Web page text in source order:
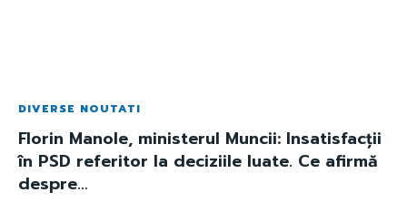
DIVERSE NOUTATI
Florin Manole, ministerul Muncii: Insatisfacții
în PSD referitor la deciziile luate. Ce afirmă
despre…